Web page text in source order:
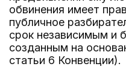
обвинения имеет
публичное
срок независимым и
созданным на
статьи 6 Конвенции).